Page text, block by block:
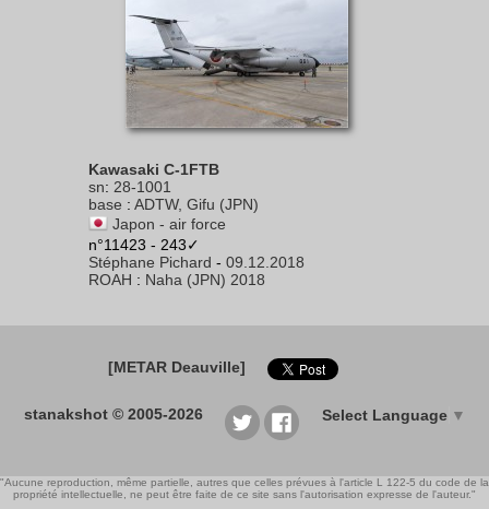
Kawasaki C-1FTB
sn: 28-1001
base : ADTW, Gifu (JPN)
Japon - air force
n°11423 - 243✓
Stéphane Pichard - 09.12.2018
ROAH : Naha (JPN) 2018
[METAR Deauville]
stanakshot © 2005-2026 Select Language ▼
"Aucune reproduction, même partielle, autres que celles prévues à l'article L 122-5 du code de la
propriété intellectuelle, ne peut être faite de ce site sans l'autorisation expresse de l'auteur."